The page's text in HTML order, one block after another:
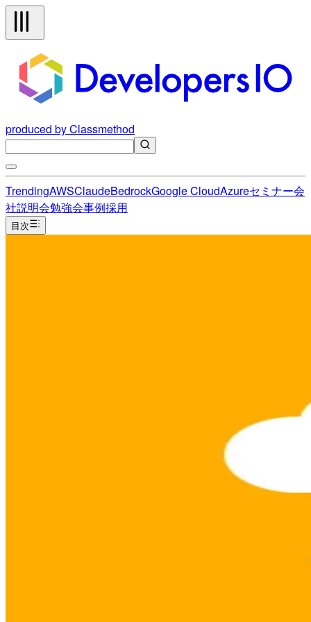
produced by Classmethod
TrendingAWSClaudeBedrockGoogle CloudAzureセミナー会
社説明会勉強会事例採用
目次